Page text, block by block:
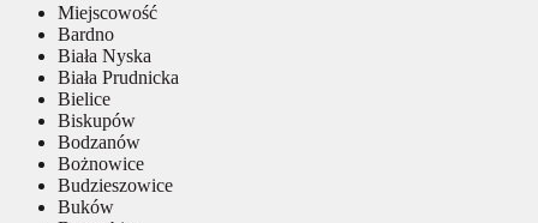
Miejscowość
Bardno
Biała Nyska
Biała Prudnicka
Bielice
Biskupów
Bodzanów
Bożnowice
Budzieszowice
Buków